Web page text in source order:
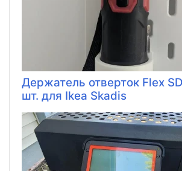
Держатель отверток Flex
шт. для Ikea Skadis